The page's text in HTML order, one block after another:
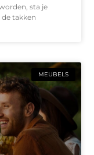
sta je
takken
MEUBELS